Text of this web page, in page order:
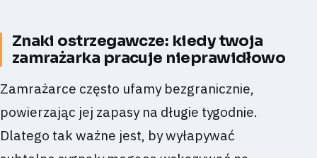
Znaki ostrzegawcze: kiedy twoja
zamrażarka pracuje nieprawidłowo
Zamrażarce często ufamy bezgranicznie,
powierzając jej zapasy na długie tygodnie.
Dlatego tak ważne jest, by wyłapywać